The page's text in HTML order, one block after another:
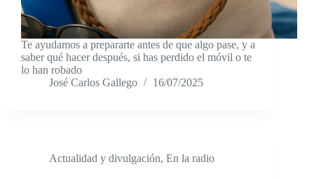
Te ayudamos a prepararte antes de que algo pase, y a
saber qué hacer después, si has perdido el móvil o te
lo han robado
José Carlos Gallego
16/07/2025
Actualidad y divulgación, En la radio